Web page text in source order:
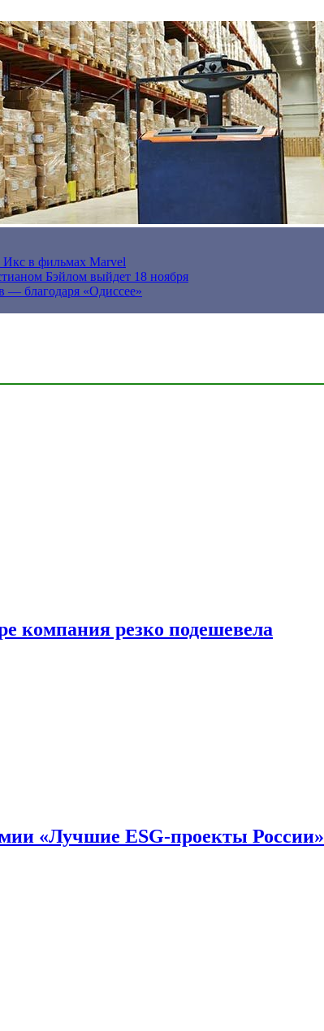
в фильмах Marvel
Бэйлом выйдет 18 ноября
— благодаря «Одиссее»
компания резко подешевела
«Лучшие ESG-проекты России»